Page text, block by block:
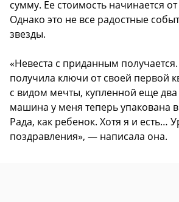
сумму. Ее стоимость начинается
Однако это не все радостные
звезды.
«Невеста с приданным
получила ключи от своей первой
с видом мечты, купленной еще два
машина у меня теперь упакована
Рада, как ребенок. Хотя я и есть…
поздравления», — написала она.